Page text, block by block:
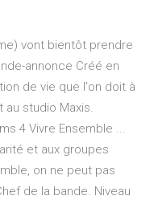
vont bientôt prendre
annonce Créé en
de vie que l'on doit à
au studio Maxis.
4 Vivre Ensemble ...
et aux groupes
on ne peut pas
de la bande. Niveau